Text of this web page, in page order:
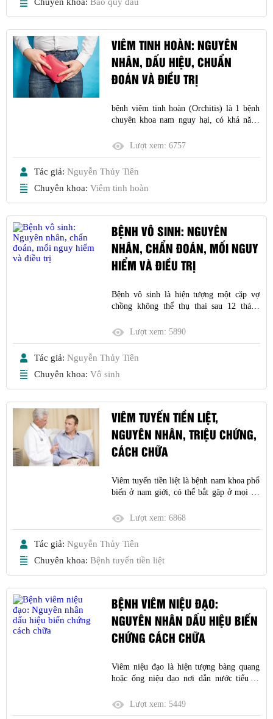
Chuyên khoa: Bao quy đầu
VIÊM TINH HOÀN: NGUYÊN
NHÂN, DẤU HIỆU, CHUẨN
ĐOÁN VÀ ĐIỀU TRỊ
bệnh viêm tinh hoàn (Orchitis) là 1 bệnh
chuyên khoa nam nguy hại, có khả năng
Nếu trở thành mạn tính. dấu hiệu nhận
biết rõ ràng của bệnh viêm tinh hoàn là
tinh hoàn bị đau. Tuy nhiên, cấp tính, đau
ở tinh hoàn
Lượt xem:6757
Tác giả: Nguyễn Thủy Tiên
Chuyên khoa: Viêm tinh hoàn
BỆNH VÔ SINH: NGUYÊN
NHÂN, CHẨN ĐOÁN, MỐI NGUY
HIỂM VÀ ĐIỀU TRỊ
Bệnh vô sinh là hiện tượng một cặp vợ
chồng không thể thụ thai sau 12 tháng
dùng biện pháp bảo vệ. Theo ước tính, có
từ 8-12% cặp vợ chồng trên toàn thế giới
gặp khó khăn trong việc thụ thai. Khoảng
40-50% các trường h
Lượt xem: 5890
Tác giả: Nguyễn Thủy Tiên
Chuyên khoa: Vô sinh
VIÊM TUYẾN TIỀN LIỆT,
NGUYÊN NHÂN, TRIỆU CHỨNG,
CÁCH CHỮA
Viêm tuyến tiền liệt là bệnh nam khoa phổ
biến ở nam giới, có thể bắt gặp ở mọi độ
hình của viêm tuyến tiền liệt là nước tiểu
đục, kèm theo đái buốt, đái rắt, đái khó,
sốt cao từ 38C-39C …
Lượt xem:6868
Tác giả: Nguyễn Thủy Tiên
Chuyên khoa: Bệnh tuyến tiền liệt
BỆNH VIÊM NIỆU ĐẠO:
NGUYÊN NHÂN DẤU HIỆU BIẾN
CHỨNG CÁCH CHỮA
Viêm niệu đạo là hiện tượng bàng quang
hoặc ống niệu đạo nơi dẫn nước tiểu ra
hiện tượng buồn tiểu liên tục, tiểu đau.
Nguyên nhân gây viêm niệu đạo chủ yếu
Lượt xem: 5449